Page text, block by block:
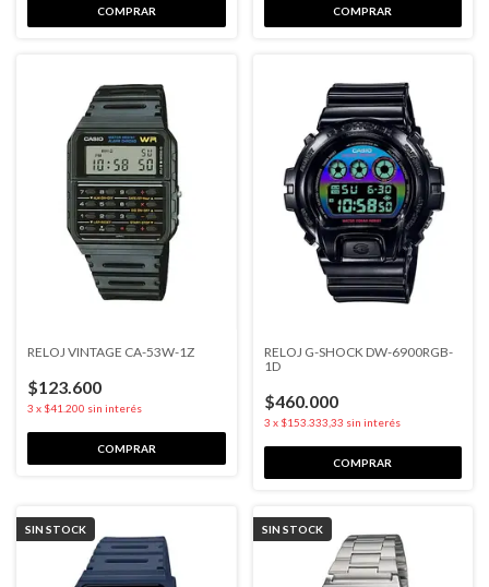
RELOJ VINTAGE CA-53W-1Z
$123.600
3 x $41.200 sin interés
RELOJ G-SHOCK DW-6900RGB-
1D
$460.000
3 x $153.333,33 sin interés
SIN STOCK SIN STOCK